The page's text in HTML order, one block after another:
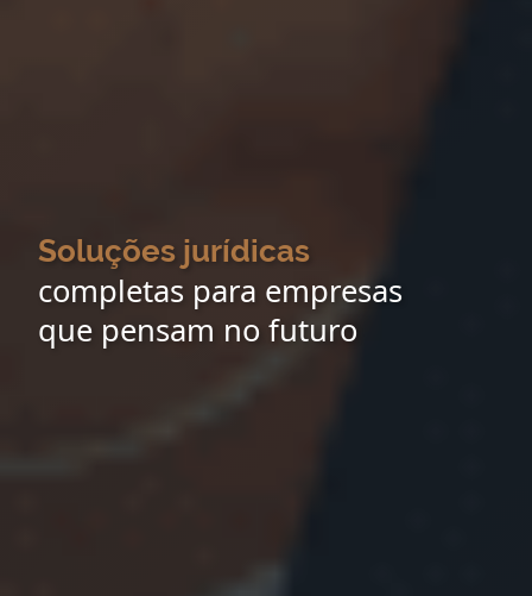
Soluções jurídicas
completas para empresas
que pensam no futuro